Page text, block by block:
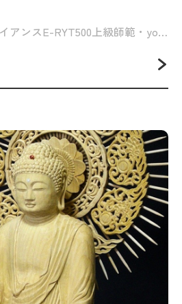
ミーラ美樹（ヨガアライアンスE-RYT500上級師範・yogatha主宰）